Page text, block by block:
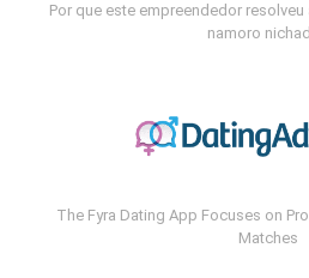
Por que este empreendedor
namoro
The Fyra Dating App Focuses on
Matches